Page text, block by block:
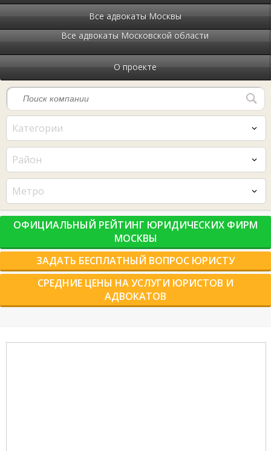
Все адвокаты Москвы
Все адвокаты Московской области
О проекте
Категории
Район
Метро
ОФИЦИАЛЬНЫЙ РЕЙТИНГ ЮРИДИЧЕСКИХ ФИРМ
МОСКВЫ
ЗАДАТЬ БЕСПЛАТНЫЙ ВОПРОС ЮРИСТУ
СРЕДНИЕ ЦЕНЫ НА УСЛУГИ ЮРИСТОВ И
АДВОКАТОВ